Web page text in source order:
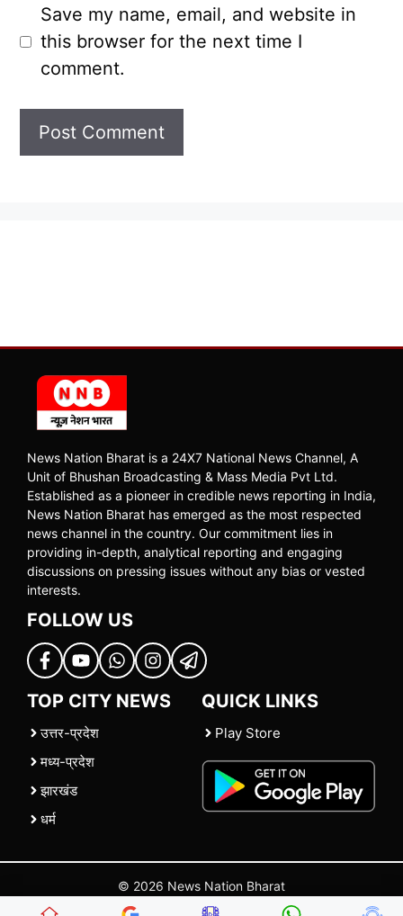
Save my name, email, and website in
this browser for the next time I
comment.
News Nation Bharat is a 24X7 National News Channel, A
Unit of Bhushan Broadcasting & Mass Media Pvt Ltd.
Established as a pioneer in credible news reporting in India,
News Nation Bharat has emerged as the most respected
news channel in the country. Our commitment lies in
providing in-depth, analytical reporting and engaging
discussions on pressing issues without any bias or vested
interests.
FOLLOW US
TOP CITY NEWS
उत्तर-प्रदेश
मध्य-प्रदेश
झारखंड
धर्म
QUICK LINKS
Play Store
© 2026 News Nation Bharat
| |Contact Us |Policies Terms and Conditions